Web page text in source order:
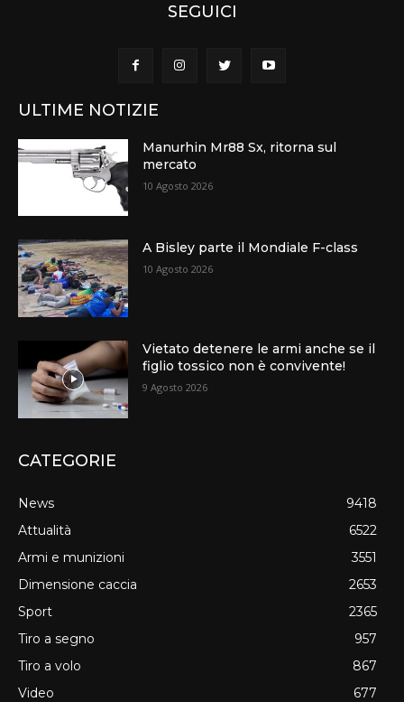
SEGUICI
ULTIME NOTIZIE
Manurhin Mr88 Sx, ritorna sul
mercato
10 Agosto 2026
A Bisley parte il Mondiale F-class
10 Agosto 2026
Vietato detenere le armi anche se il
figlio tossico non è convivente!
9 Agosto 2026
CATEGORIE
News
9418
Attualità
6522
Armi e munizioni
3551
Dimensione caccia
2653
Sport
2365
Tiro a segno
957
Tiro a volo
867
Video
677